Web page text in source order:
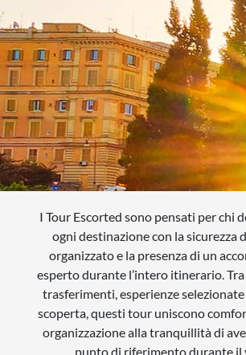
I Tour Escorted sono pensati per chi
ogni destinazione con la sicurezza
organizzato e la presenza di un
esperto durante l’intero itinerario.
trasferimenti, esperienze
scoperta, questi tour uniscono
organizzazione alla tranquillità di
punto di riferimento durante il
AGOSTO
FERRAGOSTO
SETTEMBRE
OTTOBRE
PONTE DI
NOVEMBRE
QUALI SONO I TUOI
MERCATINI DI
NOVITA
EXCLUSIVE
SOGGIORNO CON
TOUR ESCORTED
TRATTI DI
SCOPERTA
NATURA
I LUOGHI DELLO
STORIA
CERCA IL TUO